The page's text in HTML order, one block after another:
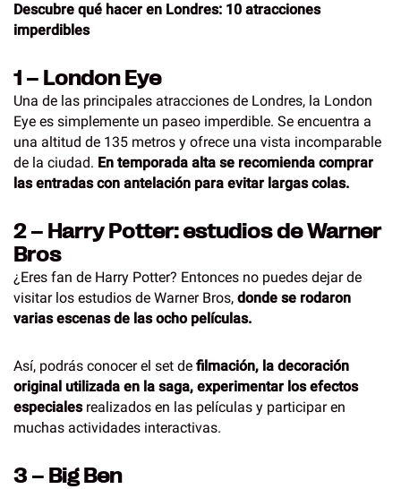
Descubre qué hacer en Londres: 10 atracciones
imperdibles
1 – London Eye
Una de las principales atracciones de Londres, la London
Eye es simplemente un paseo imperdible. Se encuentra a
una altitud de 135 metros y ofrece una vista incomparable
de la ciudad. En temporada alta se recomienda comprar
las entradas con antelación para evitar largas colas.
2 – Harry Potter: estudios de Warner
Bros
¿Eres fan de Harry Potter? Entonces no puedes dejar de
visitar los estudios de Warner Bros, donde se rodaron
varias escenas de las ocho películas.
Así, podrás conocer el set de filmación, la decoración
original utilizada en la saga, experimentar los efectos
especialesrealizados en las películas y participar en
muchas actividades interactivas.
3 – Big Ben